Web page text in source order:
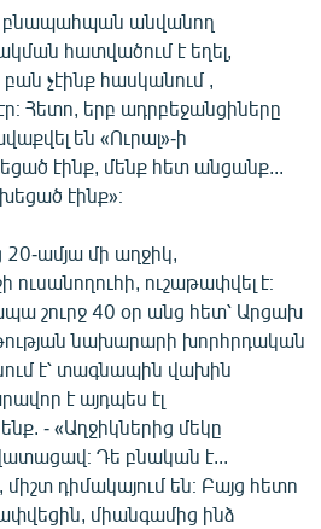
բնապահպան անվանող
հատվածում է եղել,
չէինք հասկանում ,
Հետո, երբ ադրբեջանցիները
են «Ուրալ»-ի
էինք, մենք հետ անցանք...
էինք»։
20-ամյա մի աղջիկ,
ուշաթափվել է։
շուրջ 40 օր անց հետ՝ Արցախ
նախարարի խորհրդական
է՝ տագնապին վախին
է այդպես էլ
- «Աղջիկներից մեկը
Դե բնական է...
դիմակայում են։ Բայց հետո
միանգամից ինձ